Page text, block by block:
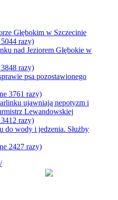
Głębokim w Szczecinie
razy)
nad Jeziorem Głębokie w
razy)
psa pozostawionego
3761 razy)
ujawniają nepotyzm i
Lewandowskiej
razy)
do wody i jedzenia. Służby
2427 razy)